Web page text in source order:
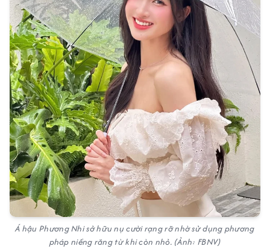
Á hậu Phương Nhi sở hữu nụ cười rạng rỡ nhờ sử dụng phương
pháp niềng răng từ khi còn nhỏ. (Ảnh: FBNV)